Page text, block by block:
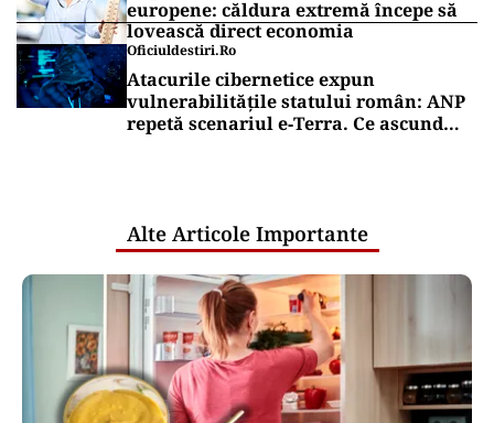
europene: căldura extremă începe să
lovească direct economia
Oficiuldestiri.ro
Atacurile cibernetice expun
vulnerabilitățile statului român: ANP
repetă scenariul e‑Terra. Ce ascund
Alte Articole Importante